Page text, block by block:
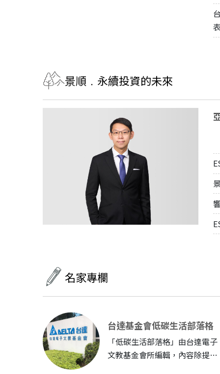
景順﹒永續投資的未來
名家專欄
台達基金會低碳生活部落格
「低碳生活部落格」由台達電子
文教基金會所編輯，內容除提供